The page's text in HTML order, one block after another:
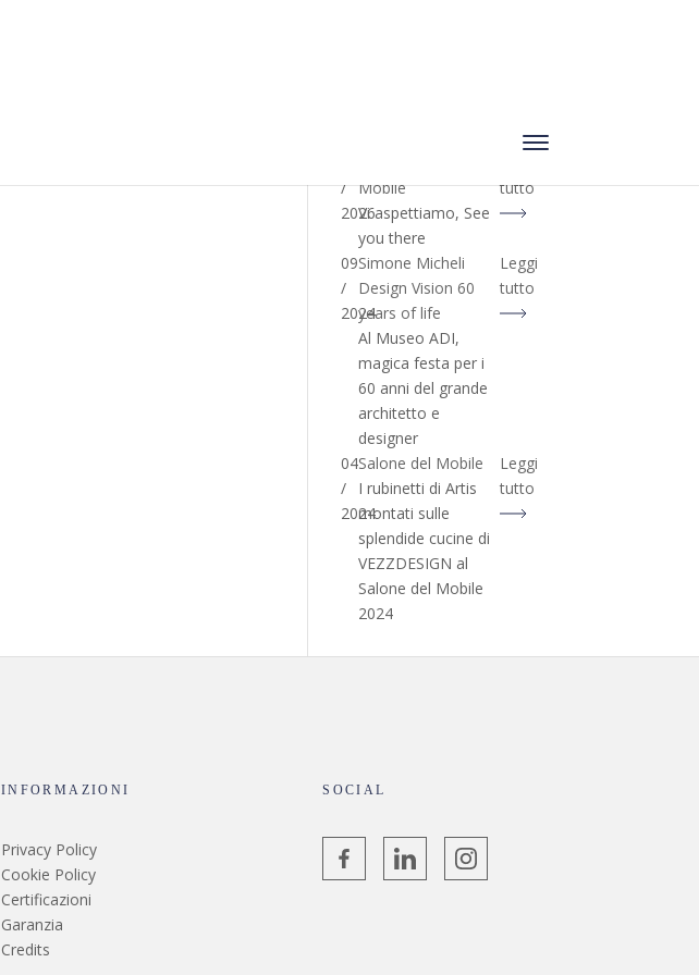
/
2026
Mobile
Vi aspettiamo, See
you there
tutto
09
/
2024
Simone Micheli
Design Vision 60
years of life
Al Museo ADI,
magica festa per i
60 anni del grande
architetto e
designer
Leggi
tutto
04
/
2024
Salone del Mobile
I rubinetti di Artis
montati sulle
splendide cucine di
VEZZDESIGN al
Salone del Mobile
2024
Leggi
tutto
INFORMAZIONI
Privacy Policy
Cookie Policy
Certificazioni
Garanzia
Credits
SOCIAL